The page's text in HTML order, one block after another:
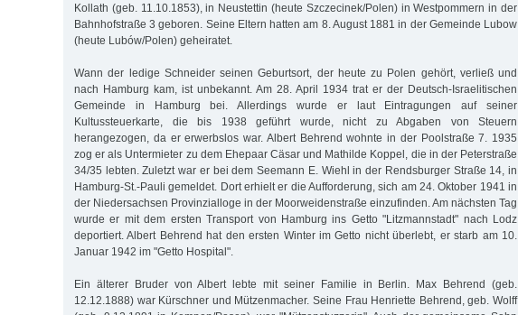
Kollath (geb. 11.10.1853), in Neustettin (heute Szczecinek/Polen) in Westpommern in der
Bahnhofstraße 3 geboren. Seine Eltern hatten am 8. August 1881 in der Gemeinde Lubow
(heute Lubów/Polen) geheiratet.
Wann der ledige Schneider seinen Geburtsort, der heute zu Polen gehört, verließ und
nach Hamburg kam, ist unbekannt. Am 28. April 1934 trat er der Deutsch-Israelitischen
Gemeinde in Hamburg bei. Allerdings wurde er laut Eintragungen auf seiner
Kultussteuerkarte, die bis 1938 geführt wurde, nicht zu Abgaben von Steuern
herangezogen, da er erwerbslos war. Albert Behrend wohnte in der Poolstraße 7. 1935
zog er als Untermieter zu dem Ehepaar Cäsar und Mathilde Koppel, die in der Peterstraße
34/35 lebten. Zuletzt war er bei dem Seemann E. Wiehl in der Rendsburger Straße 14, in
Hamburg-St.-Pauli gemeldet. Dort erhielt er die Aufforderung, sich am 24. Oktober 1941 in
der Niedersachsen Provinzialloge in der Moorweidenstraße einzufinden. Am nächsten Tag
wurde er mit dem ersten Transport von Hamburg ins Getto "Litzmannstadt" nach Lodz
deportiert. Albert Behrend hat den ersten Winter im Getto nicht überlebt, er starb am 10.
Januar 1942 im "Getto Hospital".
Ein älterer Bruder von Albert lebte mit seiner Familie in Berlin. Max Behrend (geb.
12.12.1888) war Kürschner und Mützenmacher. Seine Frau Henriette Behrend, geb. Wolff